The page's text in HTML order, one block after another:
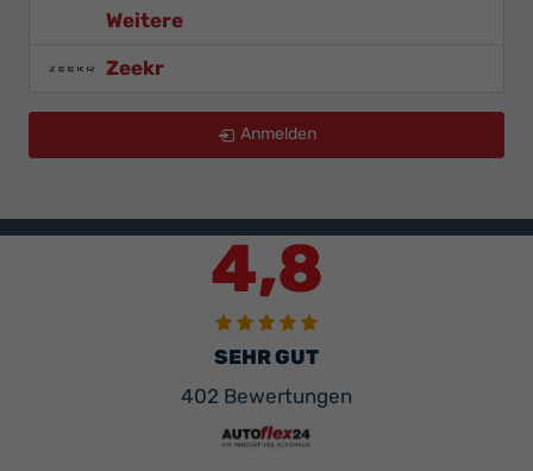
Weitere
Zeekr
Anmelden
4,8
SEHR GUT
402 Bewertungen